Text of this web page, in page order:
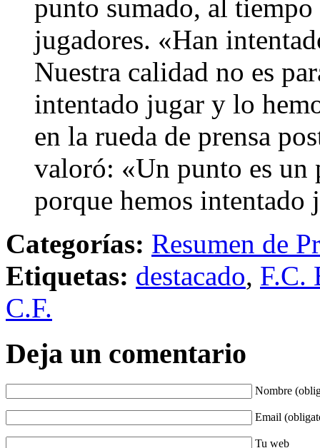
punto sumado, al tiempo
jugadores. «Han
Nuestra calidad no es
intentado jugar y lo
en la rueda de prensa
valoró: «Un punto es
porque hemos
Categorías: Resumen de
Etiquetas: destacado, F.C.
C.F.
Deja un comentario
Nombre
Email
Tu web